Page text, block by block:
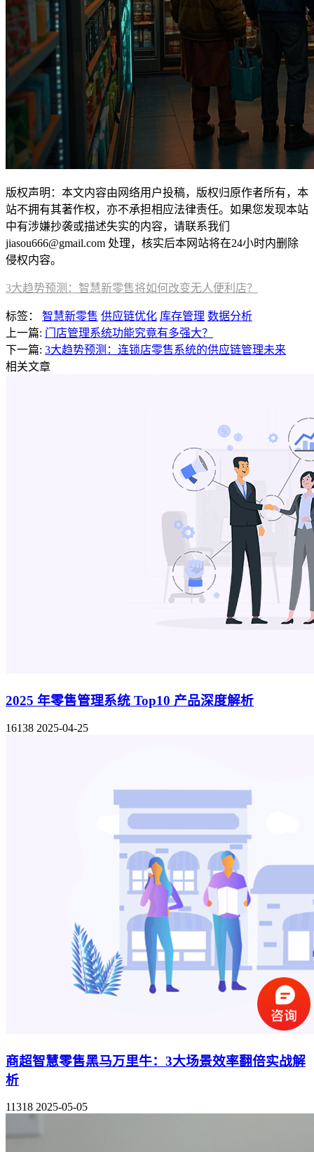
版权声明：本文内容由网络用户投稿，版权归原作者所有，本
站不拥有其著作权，亦不承担相应法律责任。如果您发现本站
中有涉嫌抄袭或描述失实的内容，请联系我们
jiasou666@gmail.com 处理，核实后本网站将在24小时内删除
侵权内容。
3大趋势预测：智慧新零售将如何改变无人便利店？
标签： 智慧新零售 供应链优化 库存管理 数据分析
上一篇: 门店管理系统功能究竟有多强大？
下一篇: 3大趋势预测：连锁店零售系统的供应链管理未来
相关文章
2025 年零售管理系统 Top10 产品深度解析
16138 2025-04-25
商超智慧零售黑马万里牛：3大场景效率翻倍实战解
析
11318 2025-05-05